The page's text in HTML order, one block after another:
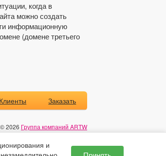
когда в
можно создать
информационную
(домене третьего
Клиенты Заказать
© 2026 Группа компаний ARTW
Поддержка сайта - ХМ
Условия бесплатной консультации
и